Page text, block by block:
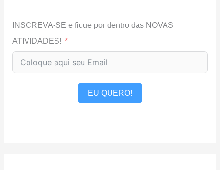
INSCREVA-SE e fique por dentro das NOVAS
ATIVIDADES!
EU QUERO!